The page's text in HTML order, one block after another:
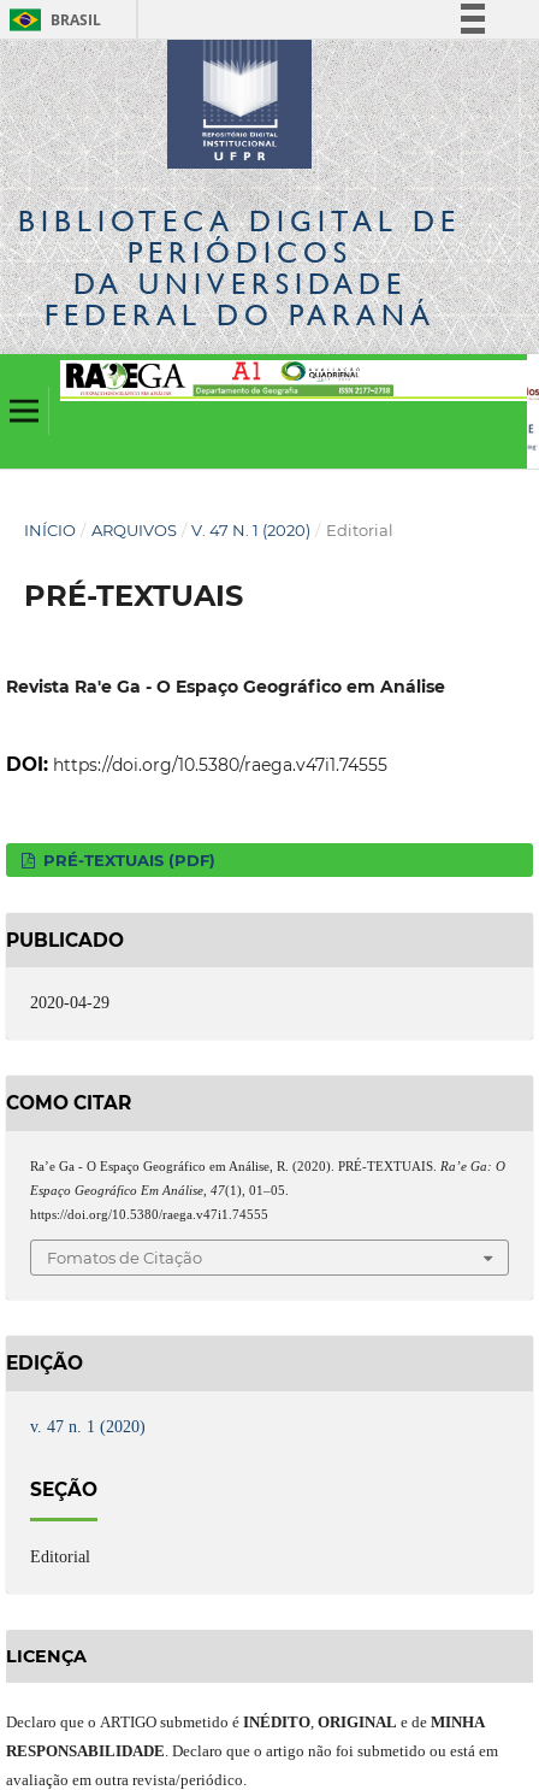
BRASIL
Simplifique!
Comunica BR
Participe
Acesso à informação
Legislação
Canais
BIBLIOTECA DIGITALDE
PERIÓDICOS
DA UNIVERSIDADE
FEDERAL DO PARANÁ
INÍCIO / ARQUIVOS / V. 47 N. 1 (2020) / Editorial
PRÉ-TEXTUAIS
Revista Ra'e Ga - O Espaço Geográfico em Análise
DOI: https://doi.org/10.5380/raega.v47i1.74555
PRÉ-TEXTUAIS (PDF)
PUBLICADO
2020-04-29
COMO CITAR
Ra’e Ga - O Espaço Geográfico em Análise, R. (2020). PRÉ-TEXTUAIS. Ra’e Ga: O
Espaço Geográfico Em Análise, 47(1), 01–05.
https://doi.org/10.5380/raega.v47i1.74555
Fomatos de Citação
EDIÇÃO
v. 47 n. 1 (2020)
SEÇÃO
Editorial
LICENÇA
Declaro que o ARTIGO submetido é INÉDITO, ORIGINAL ede MINHA
RESPONSABILIDADE Declaro que o artigo não foi submetido ou está em
avaliação em outra revista/periódico.